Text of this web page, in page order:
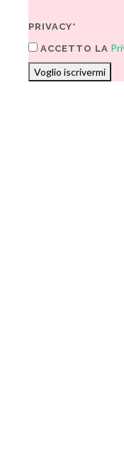
PRIVACY*
ACCETTO LA
Voglio iscrivermi